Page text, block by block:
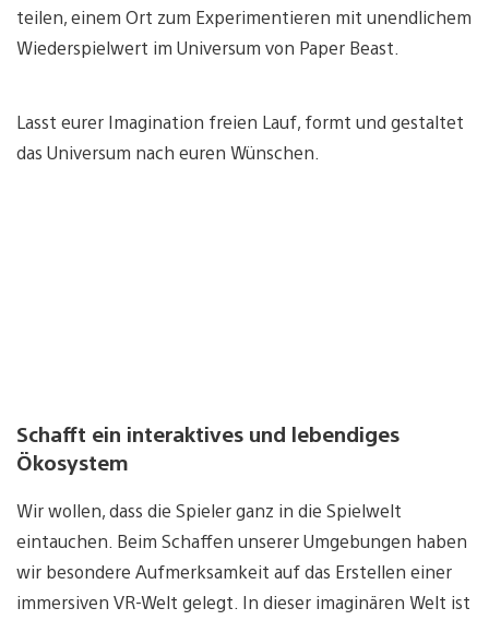
teilen, einem Ort zum Experimentieren mit unendlichem
Wiederspielwert im Universum von Paper Beast.
Lasst eurer Imagination freien Lauf, formt und gestaltet
das Universum nach euren Wünschen.
Schafft ein interaktives und lebendiges
Ökosystem
Wir wollen, dass die Spieler ganz in die Spielwelt
eintauchen. Beim Schaffen unserer Umgebungen haben
wir besondere Aufmerksamkeit auf das Erstellen einer
immersiven VR-Welt gelegt. In dieser imaginären Welt ist